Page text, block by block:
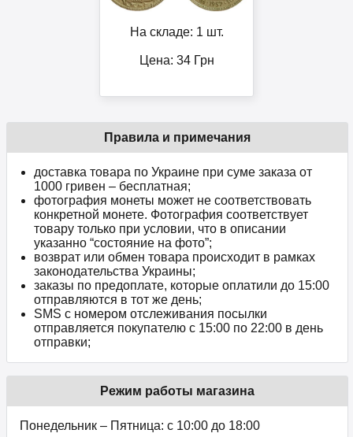
На складе: 1 шт.
Цена: 34Грн
Правила и примечания
доставка товара по Украине при суме заказа от
1000 гривен – бесплатная;
фотография монеты может не соответствовать
конкретной монете. Фотография соответствует
товару только при условии, что в описании
указанно “состояние на фото”;
возврат или обмен товара происходит в рамках
законодательства Украины;
заказы по предоплате, которые оплатили до 15:00
отправляются в тот же день;
SMS с номером отслеживания посылки
отправляется покупателю с 15:00 по 22:00 в день
отправки;
Режим работы магазина
Понедельник – Пятница: с 10:00 до 18:00